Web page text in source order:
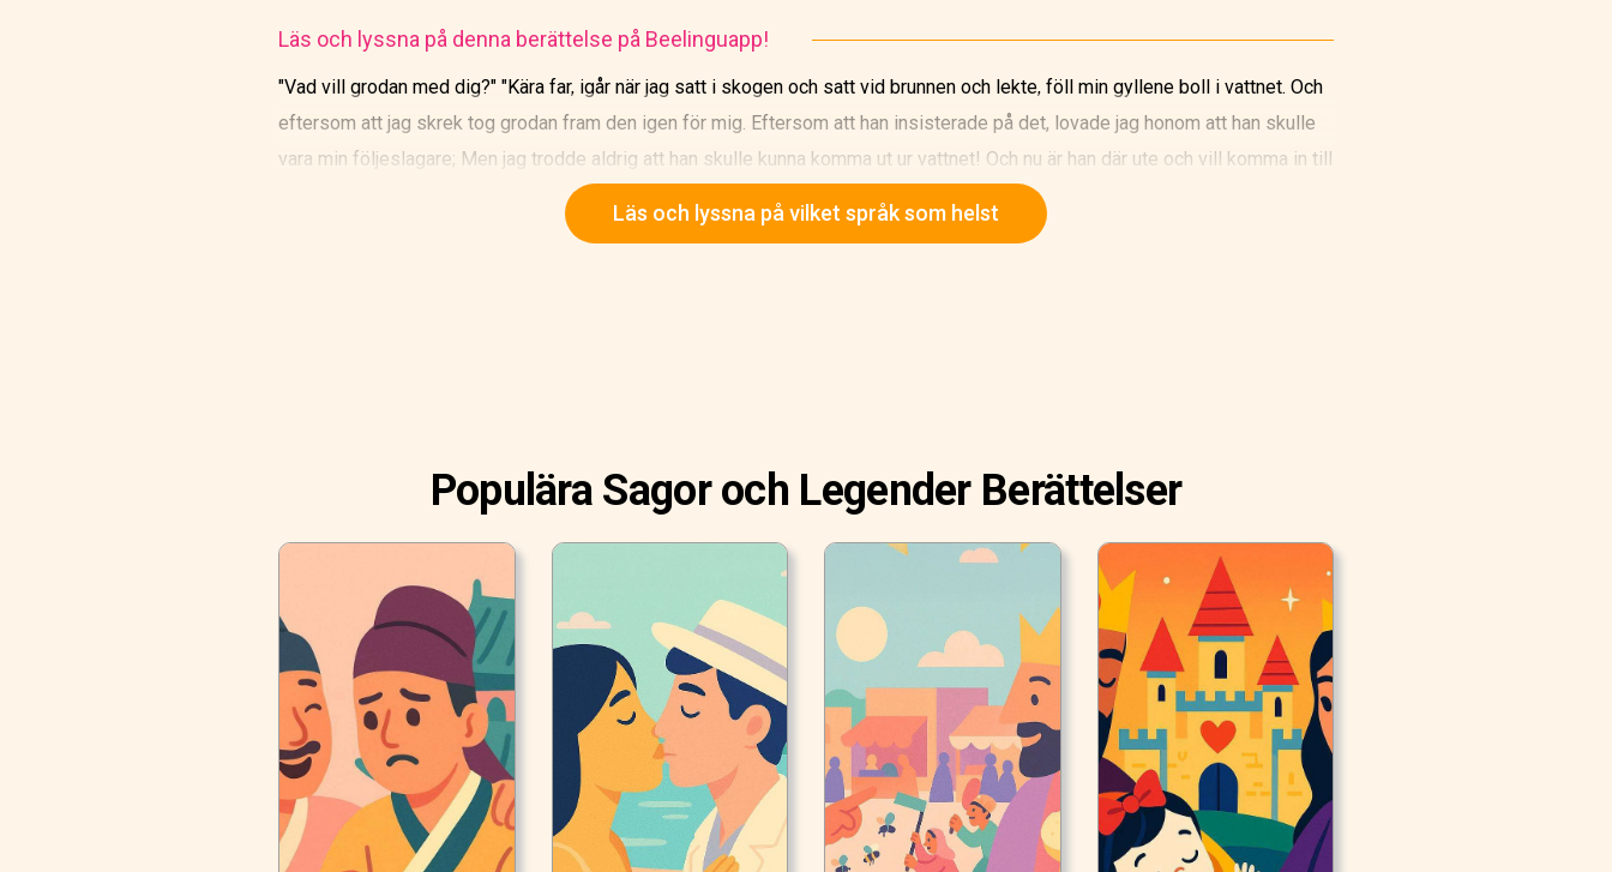
Läs och lyssna på denna berättelse på Beelinguapp!
"Vad vill grodan med dig?" "Kära far, igår när jag satt i skogen och satt vid brunnen och lekte, föll min gyllene boll i vattnet. Och
eftersom att jag skrek tog grodan fram den igen för mig. Eftersom att han insisterade på det, lovade jag honom att han skulle
vara min följeslagare; Men jag trodde aldrig att han skulle kunna komma ut ur vattnet! Och nu är han där ute och vill komma in till
mig." Under tiden knackade det en andra gång och ropade "Prinsessan! Unga prinsessan! Öppna dörren för mig! Vet du inte
vad du sa till mig igår vid fontänens kyliga vatten! Prinsessan, yngsta prinsessan! Öppna dörren för mig!"
Läs och lyssna på vilket språk som helst
Populära Sagor och Legender Berättelser